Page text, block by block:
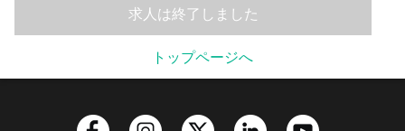
求人は終了しました
トップページへ